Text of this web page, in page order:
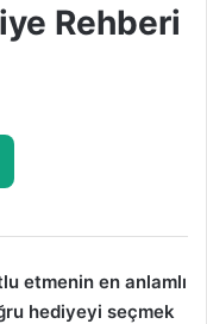
Rehberi
etmenin en anlamlı
hediyeyi seçmek